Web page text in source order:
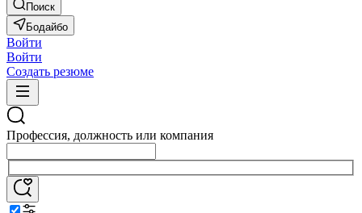
Поиск
Бодайбо
Войти
Войти
Создать резюме
Профессия, должность или компания